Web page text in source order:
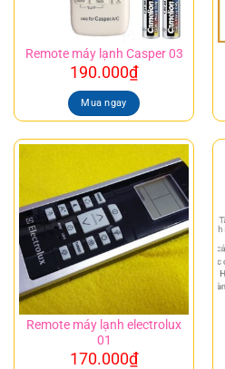
Remote máy lạnh Casper 03
190.000₫
Mua ngay
Remote máy lạnh electrolux
01
170.000₫